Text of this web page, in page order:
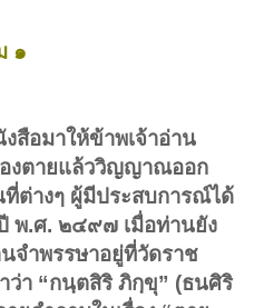
๑
สือมาให้ข้าพเจ้าอ่าน
องตายแล้ววิญญาณออก
ที่ต่างๆ ผู้มีประสบการณ์ได้
พ.ศ. ๒๔๙๗ เมื่อท่านยัง
จำพรรษาอยู่ที่วัดราช
า “กนฺตสิริ ภิกฺขุ” (ธนศิริ